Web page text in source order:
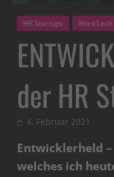
HR Startups WorkTech
der HR
4. Februar 2021
Entwicklerheld
welches ich